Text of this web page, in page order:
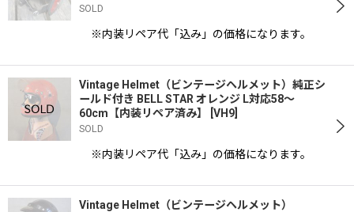
SOLD
※内装リペア代「込み」の価格になります。
Vintage Helmet（ビンテージヘルメット）純正シ
ールド付き BELL STAR オレンジ L対応58〜
60cm【内装リペア済み】
VH9
SOLD
※内装リペア代「込み」の価格になります。
Vintage Helmet（ビンテージヘルメット）